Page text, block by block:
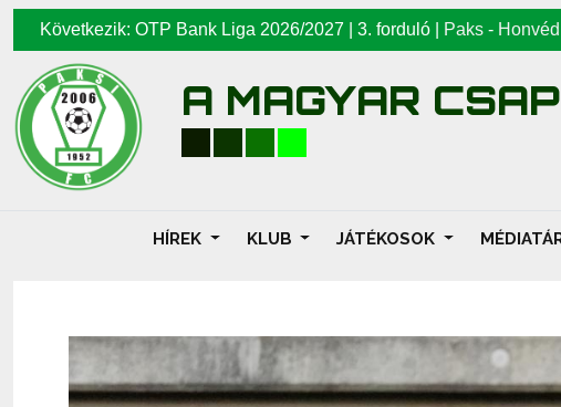
Következik: OTP Bank Liga 2026/2027 | 3. forduló | Paks - Honvéd
A MAGYAR
HÍREK KLUB JÁTÉKOSOK